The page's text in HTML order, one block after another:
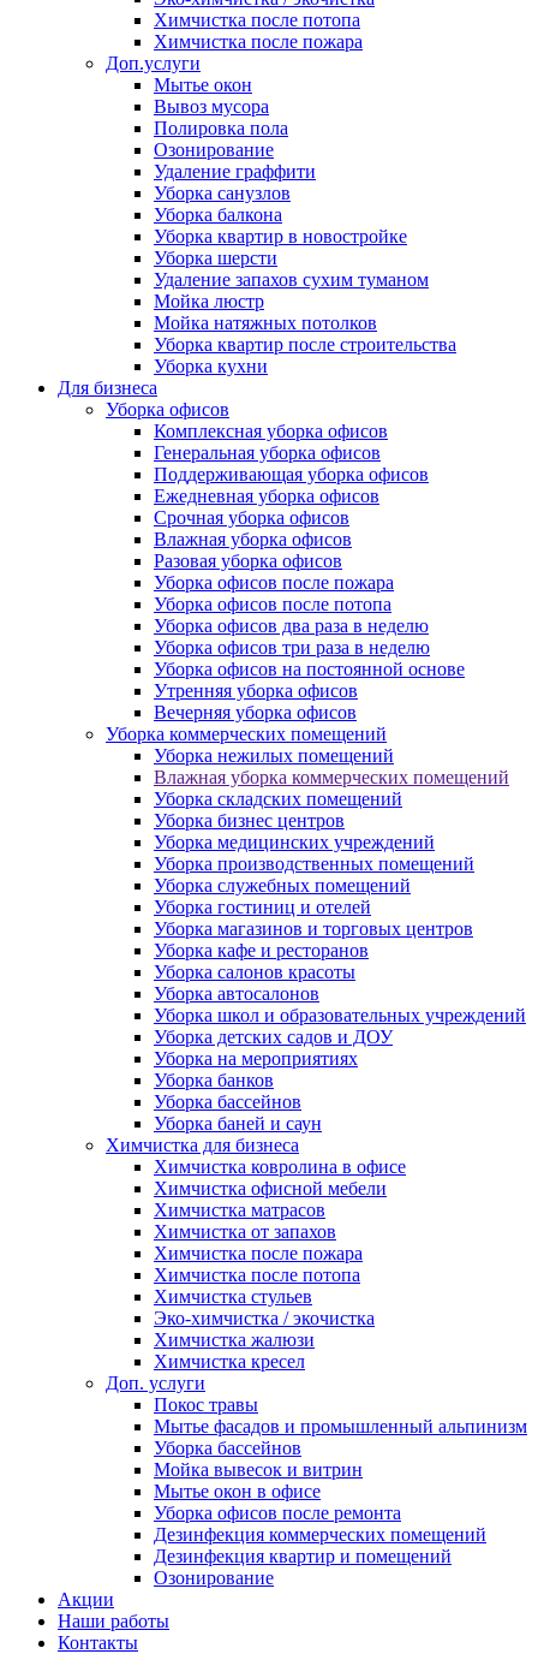
Химчистка после потопа
Химчистка после пожара
Доп.услуги
Мытье окон
Вывоз мусора
Полировка пола
Озонирование
Удаление граффити
Уборка санузлов
Уборка балкона
Уборка квартир в новостройке
Уборка шерсти
Удаление запахов сухим туманом
Мойка люстр
Мойка натяжных потолков
Уборка квартир после строительства
Уборка кухни
Для бизнеса
Уборка офисов
Комплексная уборка офисов
Генеральная уборка офисов
Поддерживающая уборка офисов
Ежедневная уборка офисов
Срочная уборка офисов
Влажная уборка офисов
Разовая уборка офисов
Уборка офисов после пожара
Уборка офисов после потопа
Уборка офисов два раза в неделю
Уборка офисов три раза в неделю
Уборка офисов на постоянной основе
Утренняя уборка офисов
Вечерняя уборка офисов
Уборка коммерческих помещений
Уборка нежилых помещений
Влажная уборка коммерческих помещений
Уборка складских помещений
Уборка бизнес центров
Уборка медицинских учреждений
Уборка производственных помещений
Уборка служебных помещений
Уборка гостиниц и отелей
Уборка магазинов и торговых центров
Уборка кафе и ресторанов
Уборка салонов красоты
Уборка автосалонов
Уборка школ и образовательных учреждений
Уборка детских садов и ДОУ
Уборка на мероприятиях
Уборка банков
Уборка бассейнов
Уборка баней и саун
Химчистка для бизнеса
Химчистка ковролина в офисе
Химчистка офисной мебели
Химчистка матрасов
Химчистка от запахов
Химчистка после пожара
Химчистка после потопа
Химчистка стульев
Эко-химчистка / экочистка
Химчистка жалюзи
Химчистка кресел
Доп. услуги
Покос травы
Мытье фасадов и промышленный альпинизм
Уборка бассейнов
Мойка вывесок и витрин
Мытье окон в офисе
Уборка офисов после ремонта
Дезинфекция коммерческих помещений
Дезинфекция квартир и помещений
Озонирование
Акции
Наши работы
Контакты